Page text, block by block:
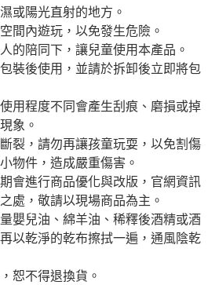
或陽光直射的地方。
間內遊玩，以免發生危險。​
的陪同下，讓兒童使用本產品。
裝後使用，並請於拆卸後立即將包
用程度不同會產生刮痕、磨損或掉
象。
裂，請勿再讓孩童玩耍，以免割傷
物件，造成嚴重傷害。
會進行商品優化與改版，官網資訊
處，敬請以現場商品為主。
嬰兒油、綿羊油、稀釋後酒精或酒
以乾淨的乾布擦拭一遍，通風陰乾
恕不得退換貨。​